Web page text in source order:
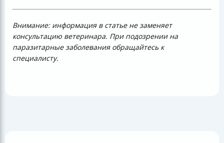
Внимание: информация в статье не заменяет
консультацию ветеринара. При подозрении на
паразитарные заболевания обращайтесь к
специалисту.